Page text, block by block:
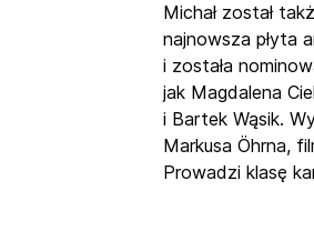
Michał został
najnowsza płyta
i została
jak Magdalena
i Bartek Wąsik.
Markusa Öhrna,
Prowadzi klasę